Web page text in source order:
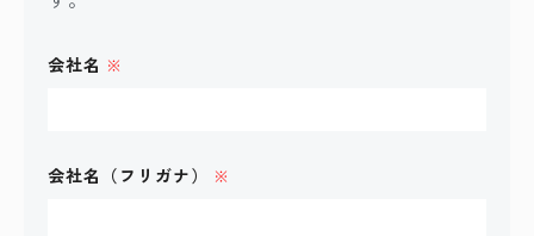
会社名 ※
会社名（フリガナ） ※